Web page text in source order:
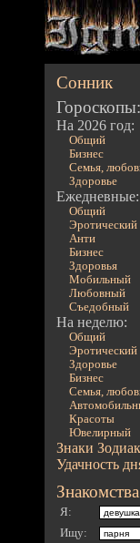
Сонник
Гороскопы:
На 2026 год:
Общий
Бизнес
Семья,
Здоровье
Ежедневные:
Общий
Эротический
Анти
Бизнес
Здоровья
Мобильный
Любовный
Съедобный
На неделю:
Общий
Эротический
Здоровье
Бизнес
Семья,
Красоты
Ювелирный
Знаки
Удачность
Я:
Ищу: